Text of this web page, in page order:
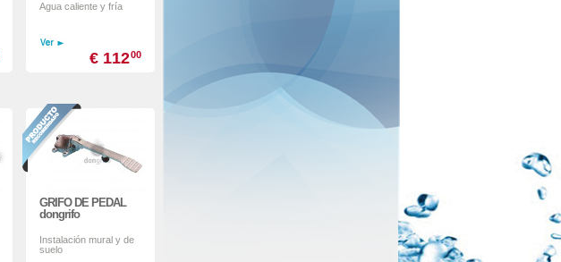
Agua caliente y fría
€ 11200
GRIFO DE PEDAL
dongrifo
Instalación mural y de
suelo